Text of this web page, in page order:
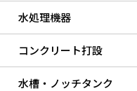
水処理機器
コンクリート打設
水槽・ノッチタンク